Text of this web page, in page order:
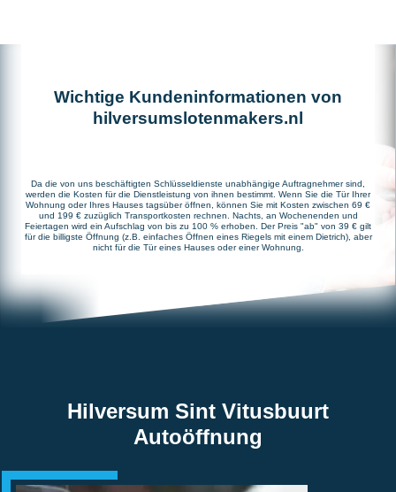
Wichtige Kundeninformationen von
hilversumslotenmakers.nl
Da die von uns beschäftigten Schlüsseldienste unabhängige Auftragnehmer sind,
werden die Kosten für die Dienstleistung von ihnen bestimmt. Wenn Sie die Tür Ihrer
Wohnung oder Ihres Hauses tagsüber öffnen, können Sie mit Kosten zwischen 69 €
und 199 € zuzüglich Transportkosten rechnen. Nachts, an Wochenenden und
Feiertagen wird ein Aufschlag von bis zu 100 % erhoben. Der Preis "ab" von 39 € gilt
für die billigste Öffnung (z.B. einfaches Öffnen eines Riegels mit einem Dietrich), aber
nicht für die Tür eines Hauses oder einer Wohnung.
Hilversum Sint Vitusbuurt
Autoöffnung